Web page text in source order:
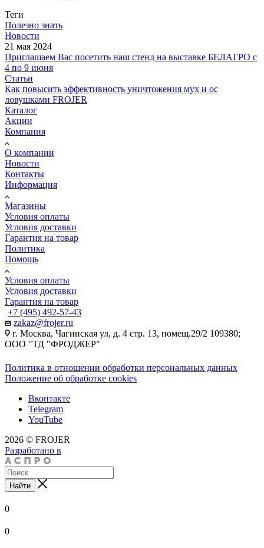
Теги
Полезно знать
Новости
21 мая 2024
Приглашаем Вас посетить наш стенд на выставке БЕЛАГРО с
4 по 9 июня
Статьи
Как повысить эффективность уничтожения мух и ос
ловушками FROJER
Каталог
Акции
Компания
О компании
Новости
Контакты
Информация
Магазины
Условия оплаты
Условия доставки
Гарантия на товар
Политика
Помощь
Условия оплаты
Условия доставки
Гарантия на товар
+7 (495) 492-57-43
zakaz@frojer.ru
г. Москва, Чагинская ул, д. 4 стр. 13, помещ.29/2 109380;
ООО "ТД "ФРОДЖЕР"
Политика в отношении обработки персональных данных
Положение об обработке cookies
Вконтакте
Telegram
YouTube
2026 © FROJER
Разработано в
Найти
0
0